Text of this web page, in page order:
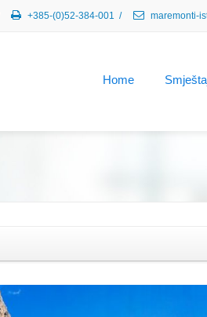
+385-(0)52-384-001 / maremonti-
Home